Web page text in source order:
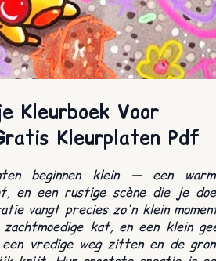
Kleurboek Voor
Kleurplaten Pdf
beginnen klein — een
en een rustige scène die je
vangt precies zo'n klein
kat, en een klein
vredige weg zitten en de